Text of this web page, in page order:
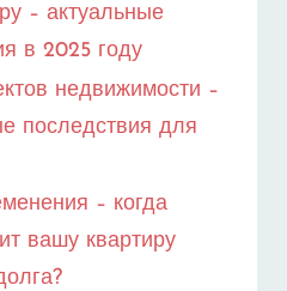
– актуальные
в 2025 году
недвижимости –
последствия для
– когда
вашу квартиру